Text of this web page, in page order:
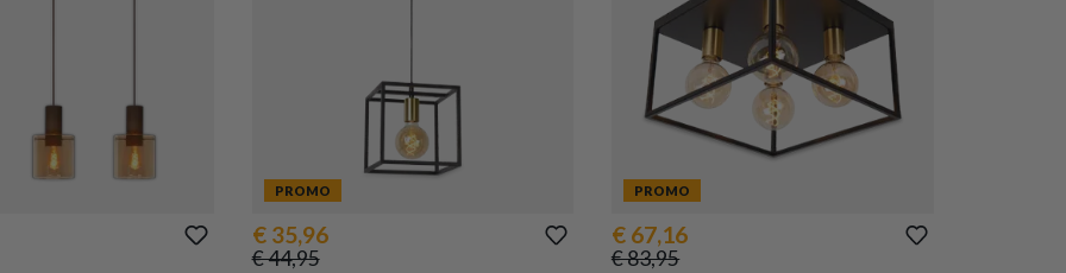
PROMO
€ 35,96
€ 44,95
PROMO
€ 67,16
€ 83,95